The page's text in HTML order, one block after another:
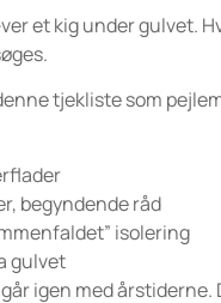
et kig under gulvet.
tjekliste som
begyndende råd
isolering
gulvet
igen med